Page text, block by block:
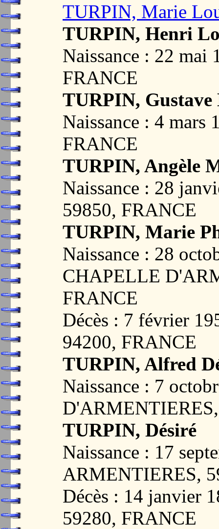
TURPIN, Marie
TURPIN, Henri
Naissance : 22 mai
FRANCE
TURPIN, Gustave
Naissance : 4 mars
FRANCE
TURPIN, Angèle
Naissance : 28
59850, FRANCE
TURPIN, Marie
Naissance : 28
CHAPELLE
FRANCE
Décès : 7 février
94200, FRANCE
TURPIN, Alfred
Naissance : 7
TURPIN, Désiré
Naissance : 17
ARMENTIERES,
Décès : 14 janvier
59280, FRANCE